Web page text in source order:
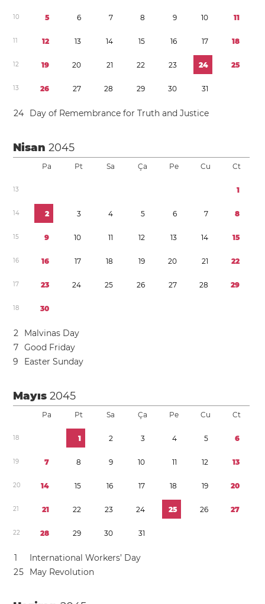
10 5 6 7 8 9 10 11
11 12 13 14 15 16 17 18
12 19 20 21 22 23 24 25
13 26 27 28 29 30 31
24 Day of Remembrance for Truth and Justice
Nisan2045
Pa Pt Sa Ça Pe Cu Ct
13 1
14 2 3 4 5 6 7 8
15 9 10 11 12 13 14 15
16 16 17 18 19 20 21 22
17 23 24 25 26 27 28 29
18 30
2
Malvinas Day
7 Good Friday
9
Easter Sunday
Mayıs2045
Pa Pt Sa Ça Pe Cu Ct
18 1 2 3 4 5 6
19 7 8 9 10 11 12 13
20 14 15 16 17 18 19 20
21 21 22 23 24 25 26 27
22 28 29 30 31
1
International Workers’ Day
25 May Revolution